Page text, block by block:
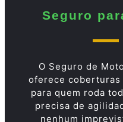
Seguro
O Seguro de
oferece
para quem roda
precisa de
nenhum